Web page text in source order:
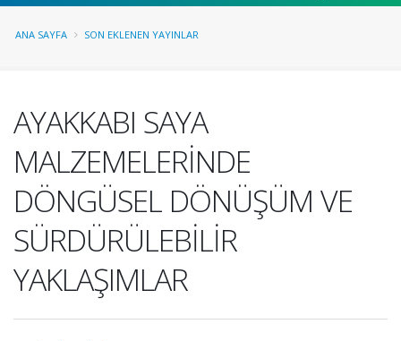
ANA SAYFA SON EKLENEN YAYINLAR
AYAKKABI SAYA
MALZEMELERİNDE
DÖNGÜSEL DÖNÜŞÜM VE
SÜRDÜRÜLEBİLİR
YAKLAŞIMLAR